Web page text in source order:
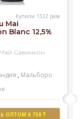
Купили 1322 раза
Mai
Blanc 12,5%
Савиньон
, Мальборо
ОПТОМ 6 750 ₸